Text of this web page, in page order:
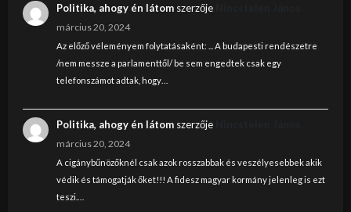
Politika, ahogy én látomszerzője
március 20, 2024
Az előző véleményem folytatásaként: ... A budapesti rendészetre
/nem messze a parlamenttől/ be sem engedtek csak egy
telefonszámot adtak, hogy…
Politika, ahogy én látomszerzője
március 20, 2024
A cigánybűnözőknél csak azok rosszabbak és veszélyesebbek akik
védik és támogatják őket!!! A fidesz magyar kormány jelenleg is ezt
teszi.…